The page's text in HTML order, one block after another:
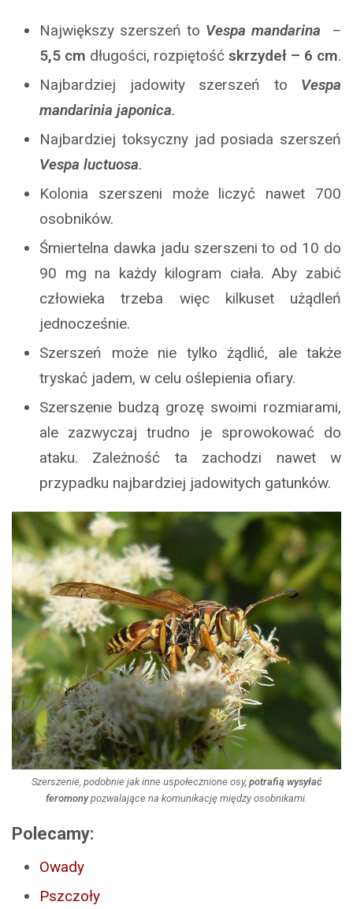
Największy szerszeń to Vespa mandarina –
5,5 cm długości, rozpiętość skrzydeł – 6 cm.
Najbardziej jadowity szerszeń to Vespa
mandarinia japonica.
Najbardziej toksyczny jad posiada szerszeń
Vespa luctuosa.
Kolonia szerszeni może liczyć nawet 700
osobników.
Śmiertelna dawka jadu szerszeni to od 10 do
90 mg na każdy kilogram ciała. Aby zabić
człowieka trzeba więc kilkuset użądleń
jednocześnie.
Szerszeń może nie tylko żądlić, ale także
tryskać jadem, w celu oślepienia ofiary.
Szerszenie budzą grozę swoimi rozmiarami,
ale zazwyczaj trudno je sprowokować do
ataku. Zależność ta zachodzi nawet w
przypadku najbardziej jadowitych gatunków.
Szerszenie, podobnie jak inne uspołecznione osy, potrafią wysyłać
feromonypozwalające na komunikację między osobnikami.
Polecamy:
Owady
Pszczoły